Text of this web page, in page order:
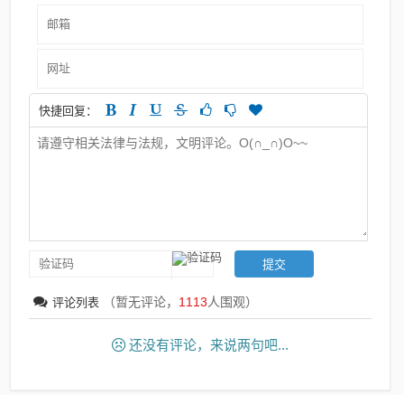
快捷回复：
评论列表 （暂无评论， 1113人围观）
还没有评论，来说两句吧...